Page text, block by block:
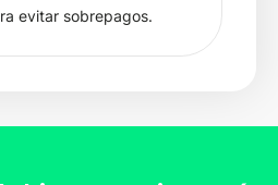
evitar sobrepagos.